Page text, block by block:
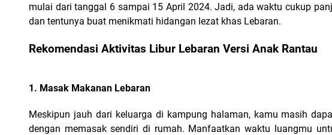
mulai dari tanggal 6 sampai 15 April 2024. Jadi, ada waktu cukup
dan tentunya buat menikmati hidangan lezat khas Lebaran.
Rekomendasi Aktivitas Libur Lebaran Versi Anak Rantau
1. Masak Makanan Lebaran
Meskipun jauh dari keluarga di kampung halaman, kamu masih
dengan memasak sendiri di rumah. Manfaatkan waktu luangmu